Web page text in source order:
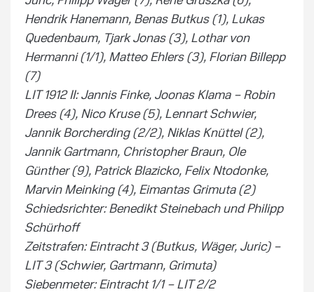
Hendrik Hanemann, Benas Butkus (1), Lukas
Quedenbaum, Tjark Jonas (3), Lothar von
Hermanni (1/1), Matteo Ehlers (3), Florian Billepp
(7)
LIT 1912 II: Jannis Finke, Joonas Klama – Robin
Drees (4), Nico Kruse (5), Lennart Schwier,
Jannik Borcherding (2/2), Niklas Knüttel (2),
Jannik Gartmann, Christopher Braun, Ole
Günther (9), Patrick Blazicko, Felix Ntodonke,
Marvin Meinking (4), Eimantas Grimuta (2)
Schiedsrichter: Benedikt Steinebach und Philipp
Schürhoff
Zeitstrafen: Eintracht 3 (Butkus, Wäger, Juric) –
LIT 3 (Schwier, Gartmann, Grimuta)
Siebenmeter: Eintracht 1/1 – LIT 2/2